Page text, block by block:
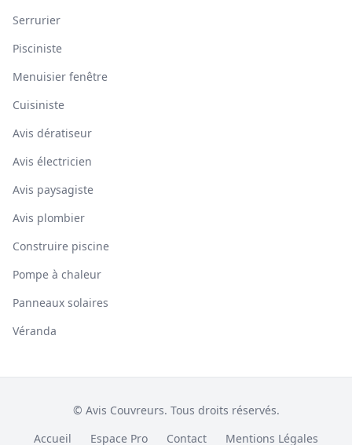
Serrurier
Pisciniste
Menuisier fenêtre
Cuisiniste
Avis dératiseur
Avis électricien
Avis paysagiste
Avis plombier
Construire piscine
Pompe à chaleur
Panneaux solaires
Véranda
© Avis Couvreurs. Tous droits réservés.
Accueil
Espace Pro Contact Mentions Légales